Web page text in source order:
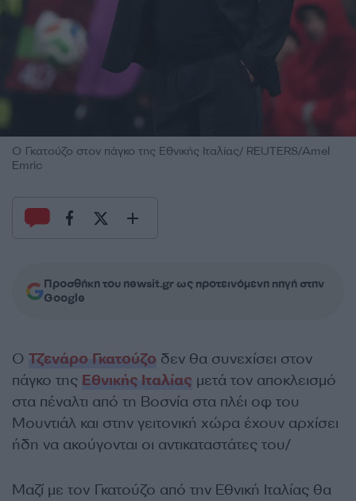
Ο Γκατούζο στον πάγκο της Εθνικής Ιταλίας/ REUTERS/Amel
Emric
Προσθήκη του newsit.gr ως προτεινόμενη πηγή στην
Google
Ο Τζενάρο Γκατούζο δεν θα συνεχίσει στον
πάγκο της Εθνικής Ιταλίας μετά τον αποκλεισμό
στα πέναλτι από τη Βοσνία στα πλέι οφ του
Μουντιάλ και στην γειτονική χώρα έχουν αρχίσει
ήδη να ακούγονται οι αντικαταστάτες του/
Μαζί με τον Γκατούζο από την Εθνική Ιταλίας θα